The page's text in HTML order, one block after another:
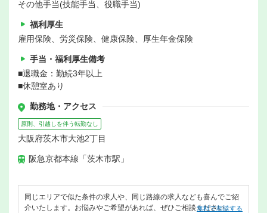
その他手当(技能手当、役職手当)
福利厚生
雇用保険、労災保険、健康保険、厚生年金保険
手当・福利厚生備考
■退職金：勤続3年以上
■休憩室あり
勤務地・アクセス
原則、引越しを伴う転勤なし
大阪府茨木市大池2丁目
阪急京都本線「茨木市駅」
同じエリアで似た条件の求人や、同じ路線の求人なども喜んでご紹
介いたします。お悩みやご希望があれば、ぜひご相談ください。
無料で相談する